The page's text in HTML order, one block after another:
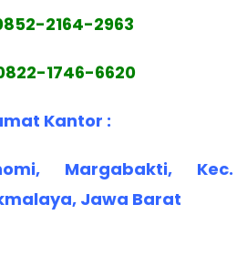
2164-2963
1746-6620
Kantor :
Margabakti, Kec.
Jawa Barat